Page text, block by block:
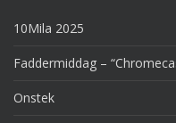
10Mila 2025
Faddermiddag –
Onstek